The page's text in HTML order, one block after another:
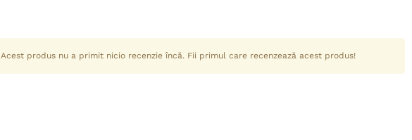
Acest produs nu a primit nicio recenzie încă. Fii primul care recenzează acest produs!